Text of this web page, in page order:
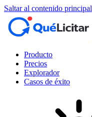
Saltar al contenido principal
Producto
Precios
Explorador
Casos de éxito